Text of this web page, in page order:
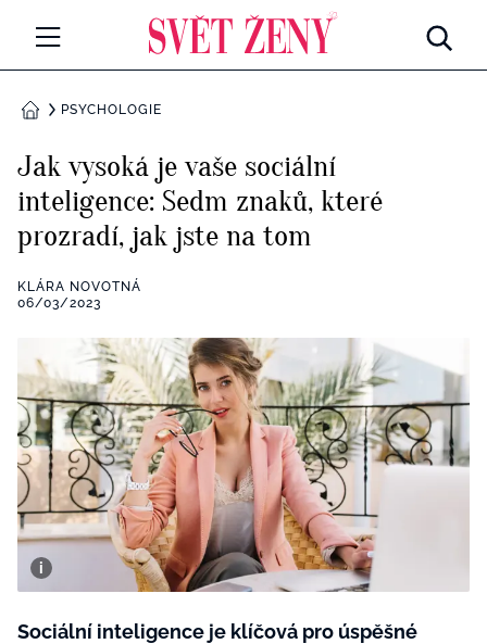
Všechny kategorie
Rozhovory
RETROHUBKY
Všechny kategorie
Seberozvoj
Všechny kategorie
Životní styl
ZÁBAVA
Všechny kategorie
Testy a kvízy
BYDLENÍ
Všechny kategorie
Tvoření
Rady a tipy
BurdaMedia
Extra
SVĚT ŽENY - 599 KČ
ROČNÍ PŘEDPLATNÉ SVĚT ŽENY +
DOMŮPSYCHOLOGIE
Jak vysoká je vaše sociální
inteligence: Sedm znaků, které
prozradí, jak jste na tom
KLÁRA NOVOTNÁ
06/03/2023
Sociální inteligence je klíčová pro úspěšné